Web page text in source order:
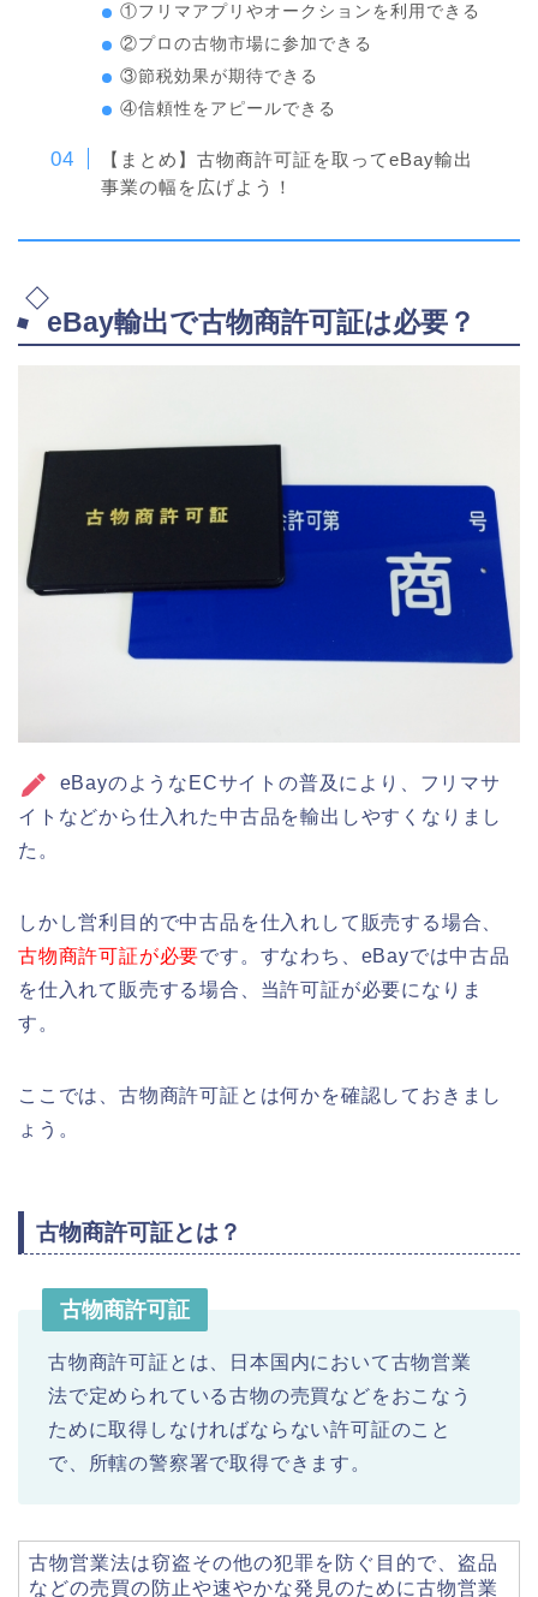
①フリマアプリやオークションを利用できる
②プロの古物市場に参加できる
③節税効果が期待できる
④信頼性をアピールできる
【まとめ】古物商許可証を取ってeBay輸出
事業の幅を広げよう！
eBay輸出で古物商許可証は必要？
eBayのようなECサイトの普及により、フリマサ
イトなどから仕入れた中古品を輸出しやすくなりまし
た。
しかし営利目的で中古品を仕入れして販売する場合、
古物商許可証が必要です。すなわち、eBayでは中古品
を仕入れて販売する場合、当許可証が必要になりま
す。
ここでは、古物商許可証とは何かを確認しておきまし
ょう。
古物商許可証とは？
古物商許可証
古物商許可証とは、日本国内において古物営業
法で定められている古物の売買などをおこなう
ために取得しなければならない許可証のこと
で、所轄の警察署で取得できます。
古物営業法は窃盗その他の犯罪を防ぐ目的で、盗品
などの売買の防止や速やかな発見のために古物営業